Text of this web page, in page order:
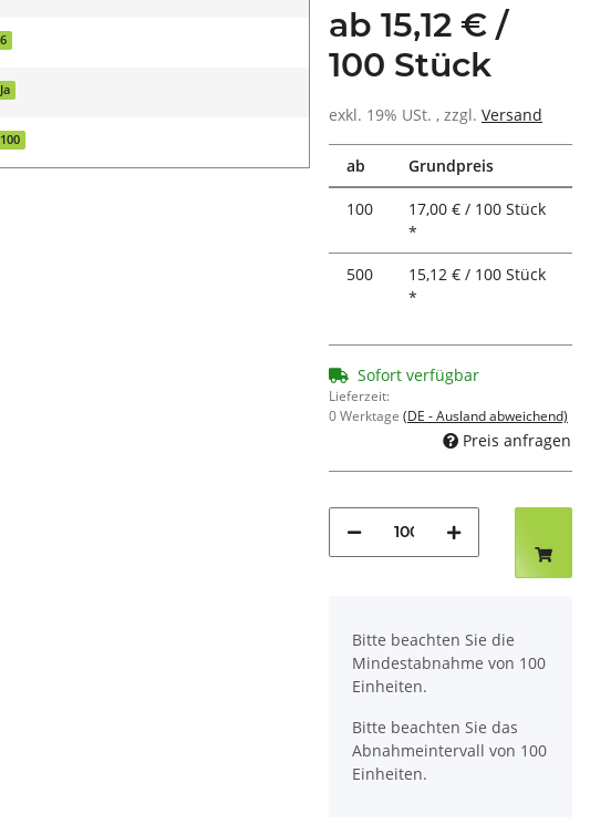
6
Ja
100
ab 15,12 € /
100 Stück
exkl. 19% USt. , zzgl. Versand
ab Grundpreis
100
17,00 € / 100 Stück
*
500
15,12 € / 100 Stück
*
Sofort verfügbar
Lieferzeit:
0 Werktage (DE - Ausland abweichend)
Preis anfragen
Bitte beachten Sie die
Mindestabnahme von 100
Einheiten.
Bitte beachten Sie das
Abnahmeintervall von 100
Einheiten.